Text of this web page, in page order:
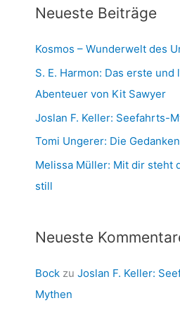
e
n
h
v
Neueste Beiträge
Kosmos – Wunderwelt des
S. E. Harmon: Das erste und
Abenteuer von Kit Sawyer
Joslan F. Keller: Seefahrts-
Tomi Ungerer: Die
Melissa Müller: Mit dir steht
still
Neueste
Bock zu Joslan F. Keller:
Mythen